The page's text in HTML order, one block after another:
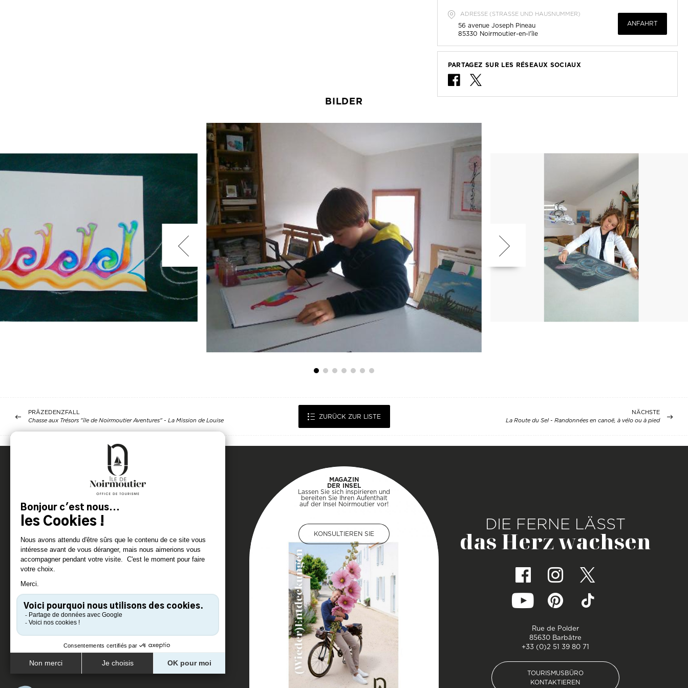
ADRESSE (STRASSE UND HAUSNUMMER)
56 avenue Joseph Pineau
85330 Noirmoutier-en-l'île
ANFAHRT
PARTAGEZ SUR LES RÉSEAUX SOCIAUX
BILDER
PRÄZEDENZFALL
Chasse aux Trésors "île de Noirmoutier Aventures" - La Mission de Louise
ZURÜCK ZUR LISTE
NÄCHSTE
La Route du Sel - Randonnées en canoë, à vélo ou à pied
MAGAZIN
DER INSEL
Lassen Sie sich inspirieren und
bereiten Sie Ihren Aufenthalt
auf der Insel Noirmoutier vor!
KONSULTIEREN SIE
KONSULTIEREN SIE
DIE FERNE LÄSST
das Herz wachsen
Rue de Polder
85630 Barbâtre
+33 (0)2 51 39 80 71
TOURISMUSBÜRO
KONTAKTIEREN